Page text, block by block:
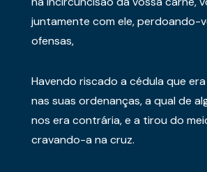
juntamente com ele, perdoando-
ofensas,
Havendo riscado a cédula que
nas suas ordenanças, a qual de
nos era contrária, e a tirou do
cravando-a na cruz.